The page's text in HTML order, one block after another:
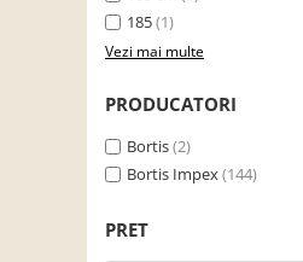
cuiere/mobila hol Rai casmir
Pantofare Hol
panouri tapitate
Seturi hol cuiere
Mobilier Birou
185(1)
Vezi mai multe
PRODUCATORI
Bortis(2)
Bortis Impex(144)
PRET